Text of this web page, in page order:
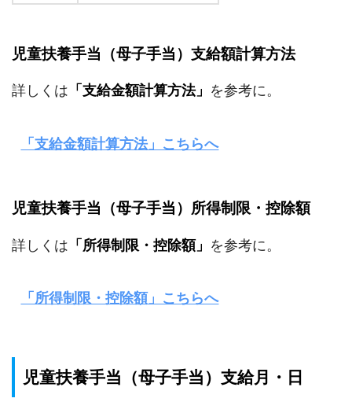
児童扶養手当（母子手当）支給額計算方法
詳しくは 「支給金額計算方法」 を参考に。
「支給金額計算方法」こちらへ
児童扶養手当（母子手当）所得制限・控除額
詳しくは 「所得制限・控除額」 を参考に。
「所得制限・控除額」こちらへ
児童扶養手当（母子手当）支給月・日